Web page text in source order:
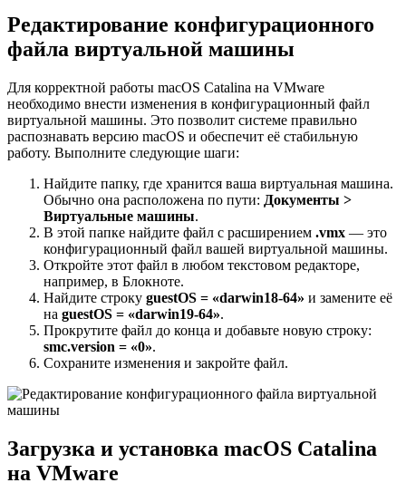
Редактирование конфигурационного
файла виртуальной машины
Для корректной работы macOS Catalina на VMware
необходимо внести изменения в конфигурационный файл
виртуальной машины. Это позволит системе правильно
распознавать версию macOS и обеспечит её стабильную
работу. Выполните следующие шаги:
Найдите папку, где хранится ваша виртуальная машина.
Обычно она расположена по пути: Документы >
Виртуальные машины.
В этой папке найдите файл с расширением .vmx — это
конфигурационный файл вашей виртуальной машины.
Откройте этот файл в любом текстовом редакторе,
например, в Блокноте.
Найдите строку guestOS = «darwin18-64» и замените её
на guestOS = «darwin19-64».
Прокрутите файл до конца и добавьте новую строку:
smc.version = «0».
Сохраните изменения и закройте файл.
Загрузка и установка macOS Catalina
на VMware